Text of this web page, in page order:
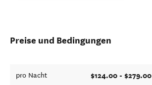
Preise und Bedingungen
pro Nacht $124.00 - $279.00